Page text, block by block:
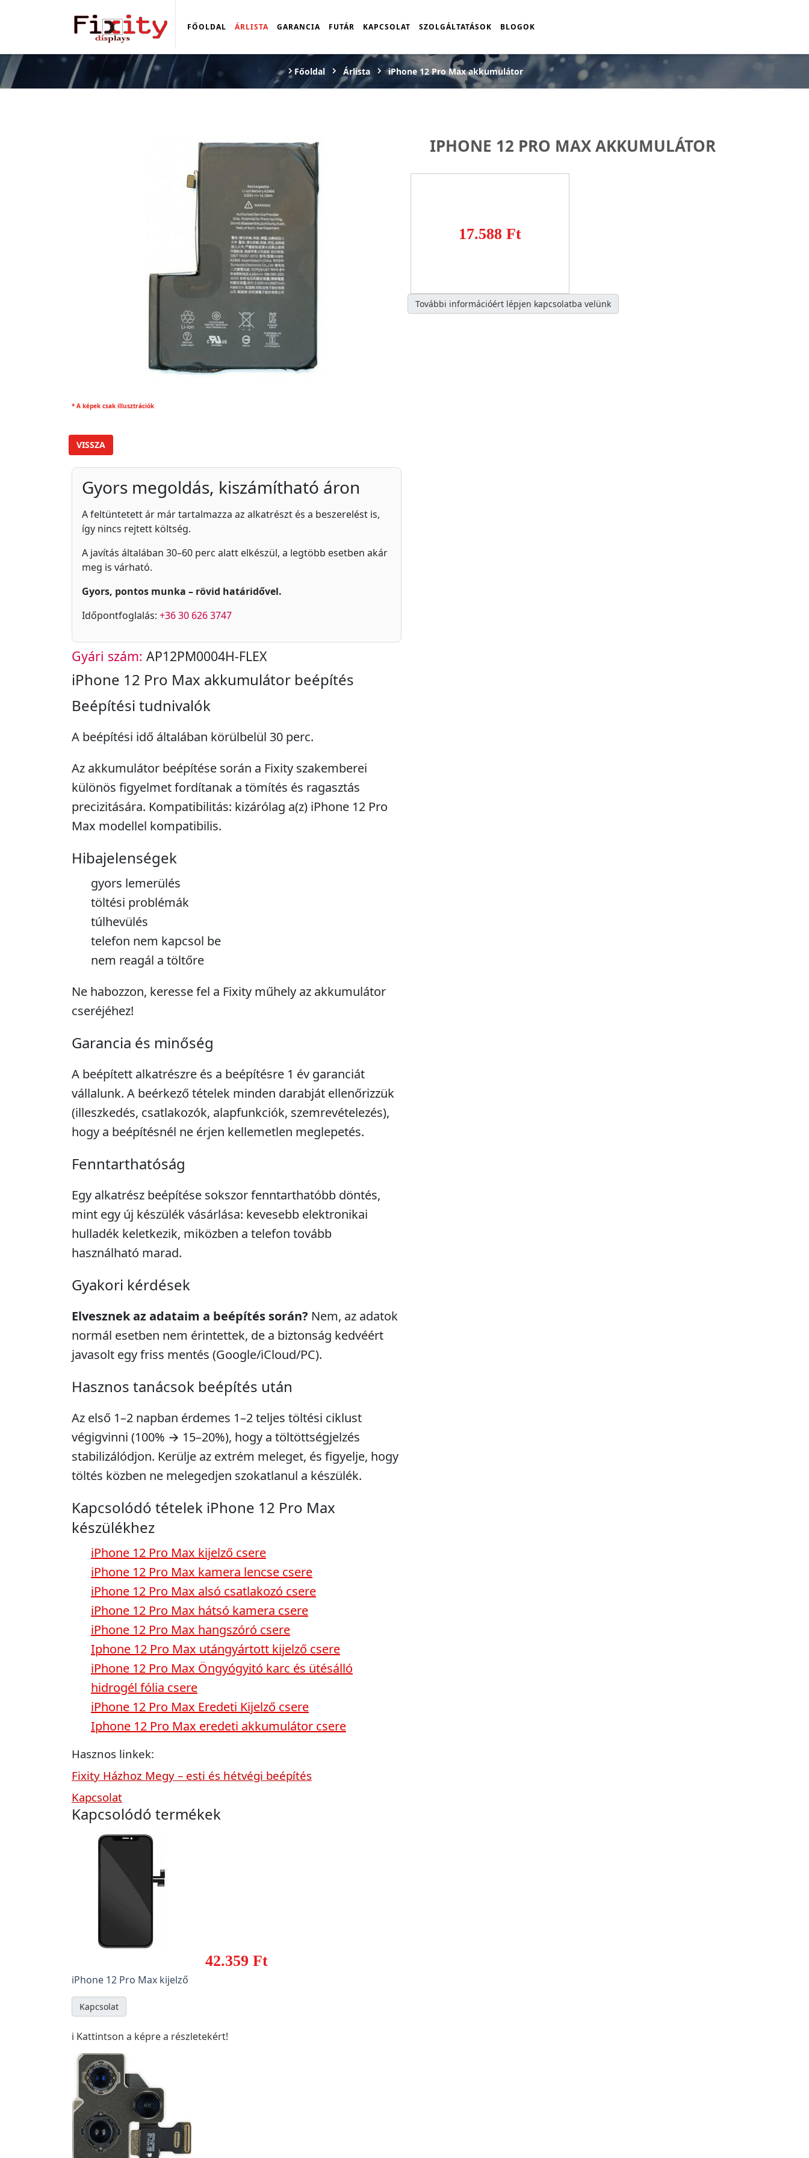
FŐOLDAL ÁRLISTA GARANCIA FUTÁR KAPCSOLAT SZOLGÁLTATÁSOK BLOGOK
Főoldal Árlista iPhone 12 Pro Max akkumulátor
* A képek csak illusztrációk
IPHONE 12 PRO MAX AKKUMULÁTOR
17.588 Ft
További információért lépjen kapcsolatba velünk
VISSZA
Gyors megoldás, kiszámítható áron
A feltüntetett ár már tartalmazza az alkatrészt és a beszerelést is,
így nincs rejtett költség.
A javítás általában 30–60 perc alatt elkészül, a legtöbb esetben akár
meg is várható.
Gyors, pontos munka – rövid határidővel.
Időpontfoglalás: +36 30 626 3747
Gyári szám: AP12PM0004H-FLEX
iPhone 12 Pro Max akkumulátor beépítés
Beépítési tudnivalók
A beépítési idő általában körülbelül 30 perc.
Az akkumulátor beépítése során a Fixity szakemberei
különös figyelmet fordítanak a tömítés és ragasztás
precizitására. Kompatibilitás: kizárólag a(z) iPhone 12 Pro
Max modellel kompatibilis.
Hibajelenségek
gyors lemerülés
töltési problémák
túlhevülés
telefon nem kapcsol be
nem reagál a töltőre
Ne habozzon, keresse fel a Fixity műhely az akkumulátor
cseréjéhez!
Garancia és minőség
A beépített alkatrészre és a beépítésre 1 év garanciát
vállalunk. A beérkező tételek minden darabját ellenőrizzük
(illeszkedés, csatlakozók, alapfunkciók, szemrevételezés),
hogy a beépítésnél ne érjen kellemetlen meglepetés.
Fenntarthatóság
Egy alkatrész beépítése sokszor fenntarthatóbb döntés,
mint egy új készülék vásárlása: kevesebb elektronikai
hulladék keletkezik, miközben a telefon tovább
használható marad.
Gyakori kérdések
Elvesznek az adataim a beépítés során? Nem, az adatok
normál esetben nem érintettek, de a biztonság kedvéért
javasolt egy friss mentés (Google/iCloud/PC).
Hasznos tanácsok beépítés után
Az első 1–2 napban érdemes 1–2 teljes töltési ciklust
végigvinni (100% → 15–20%), hogy a töltöttségjelzés
stabilizálódjon. Kerülje az extrém meleget, és figyelje, hogy
töltés közben ne melegedjen szokatlanul a készülék.
Kapcsolódó tételek iPhone 12 Pro Max
készülékhez
iPhone 12 Pro Max kijelző csere
iPhone 12 Pro Max kamera lencse csere
iPhone 12 Pro Max alsó csatlakozó csere
iPhone 12 Pro Max hátsó kamera csere
iPhone 12 Pro Max hangszóró csere
Iphone 12 Pro Max utángyártott kijelző csere
iPhone 12 Pro Max Öngyógyitó karc és ütésálló
hidrogél fólia csere
iPhone 12 Pro Max Eredeti Kijelző csere
Iphone 12 Pro Max eredeti akkumulátor csere
Hasznos linkek:
Fixity Házhoz Megy – esti és hétvégi beépítés
Kapcsolat
Kapcsolódó termékek
42.359 Ft
iPhone 12 Pro Max kijelző
Kapcsolat
ℹ️ Kattintson a képre a részletekért!